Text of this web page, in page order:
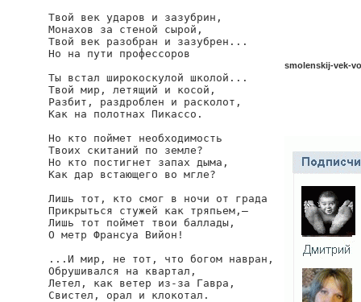
Твой век ударов и зазубрин,
Монахов за стеной сырой,
Твой век разобран и зазубрен...
Но на пути профессоров
Ты встал широкоскулой школой...
Твой мир, летящий и косой,
Разбит, раздроблен и расколот,
Как на полотнах Пикассо.
Но кто поймет необходимость
Твоих скитаний по земле?
Но кто постигнет запах дыма,
Как дар встающего во мгле?
Лишь тот, кто смог в ночи от града
Прикрыться стужей как тряпьем,—
Лишь тот поймет твои баллады,
О метр Франсуа Вийон!
...И мир, не тот, что богом навран,
Обрушивался на квартал,
Летел, как ветер из-за Гавра,
Свистел, орал и клокотал.
smolenskij-vek-